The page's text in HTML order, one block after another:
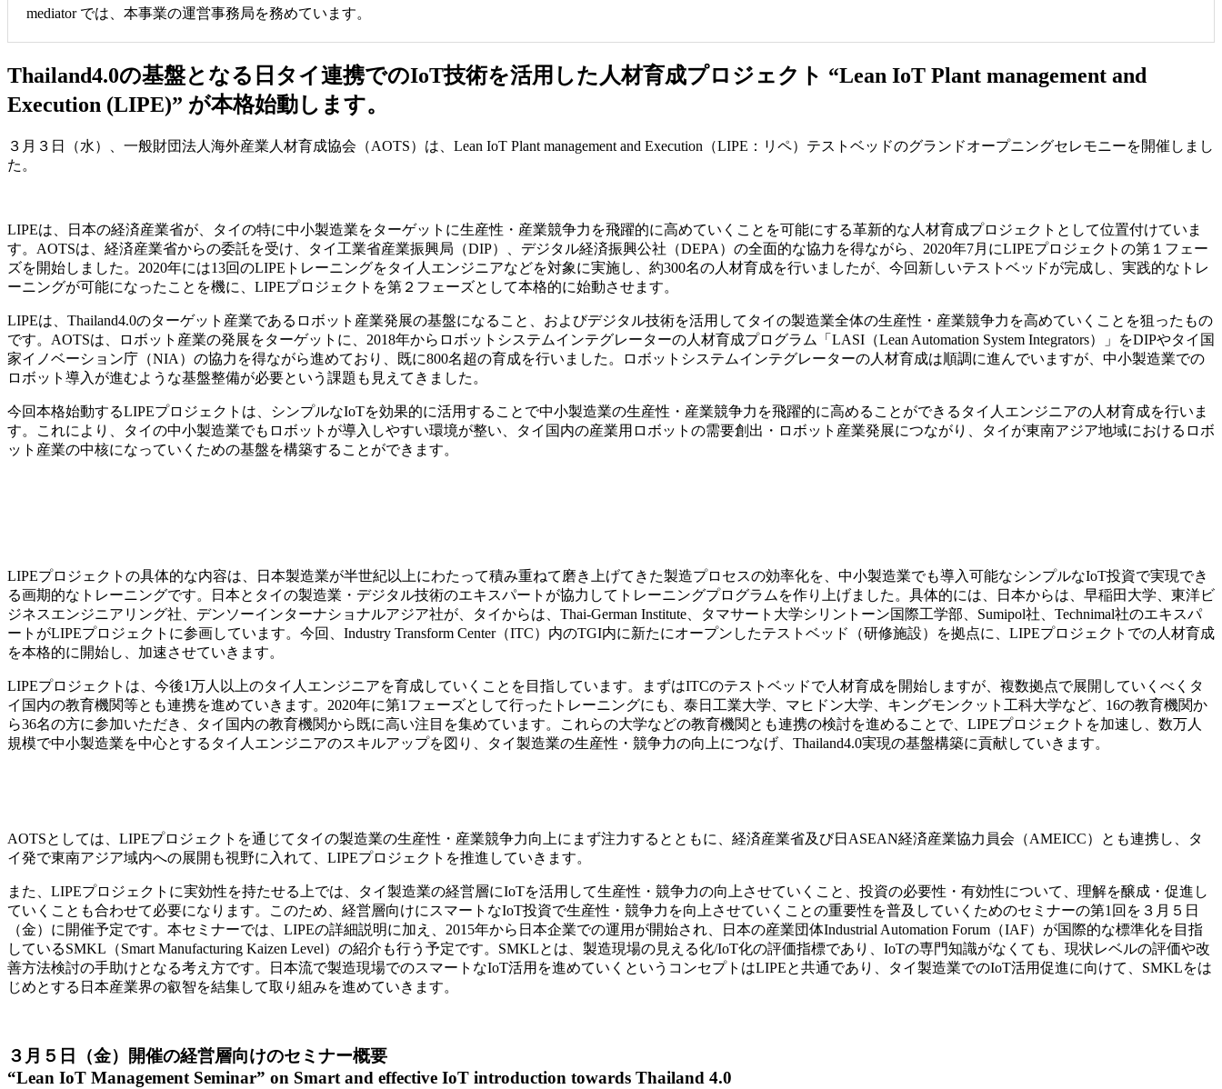
mediator では、本事業の運営事務局を務めています。
Thailand4.0の基盤となる日タイ連携でのIoT技術を活用した人材育成プロジェクト “Lean IoT Plant management and
Execution (LIPE)” が本格始動します。
３月３日（水）、一般財団法人海外産業人材育成協会（AOTS）は、Lean IoT Plant management and Execution（LIPE：リペ）テストベッドのグランドオープニングセレモニーを開催しまし
た。
LIPEは、日本の経済産業省が、タイの特に中小製造業をターゲットに生産性・産業競争力を飛躍的に高めていくことを可能にする革新的な人材育成プロジェクトとして位置付けていま
す。AOTSは、経済産業省からの委託を受け、タイ工業省産業振興局（DIP）、デジタル経済振興公社（DEPA）の全面的な協力を得ながら、2020年7月にLIPEプロジェクトの第１フェー
ズを開始しました。2020年には13回のLIPEトレーニングをタイ人エンジニアなどを対象に実施し、約300名の人材育成を行いましたが、今回新しいテストベッドが完成し、実践的なトレ
ーニングが可能になったことを機に、LIPEプロジェクトを第２フェーズとして本格的に始動させます。
LIPEは、Thailand4.0のターゲット産業であるロボット産業発展の基盤になること、およびデジタル技術を活用してタイの製造業全体の生産性・産業競争力を高めていくことを狙ったもの
です。AOTSは、ロボット産業の発展をターゲットに、2018年からロボットシステムインテグレーターの人材育成プログラム「LASI（Lean Automation System Integrators）」をDIPやタイ国
家イノベーション庁（NIA）の協力を得ながら進めており、既に800名超の育成を行いました。ロボットシステムインテグレーターの人材育成は順調に進んでいますが、中小製造業での
ロボット導入が進むような基盤整備が必要という課題も見えてきました。
今回本格始動するLIPEプロジェクトは、シンプルなIoTを効果的に活用することで中小製造業の生産性・産業競争力を飛躍的に高めることができるタイ人エンジニアの人材育成を行いま
す。これにより、タイの中小製造業でもロボットが導入しやすい環境が整い、タイ国内の産業用ロボットの需要創出・ロボット産業発展につながり、タイが東南アジア地域におけるロボ
ット産業の中核になっていくための基盤を構築することができます。
LIPEプロジェクトの具体的な内容は、日本製造業が半世紀以上にわたって積み重ねて磨き上げてきた製造プロセスの効率化を、中小製造業でも導入可能なシンプルなIoT投資で実現でき
る画期的なトレーニングです。日本とタイの製造業・デジタル技術のエキスパートが協力してトレーニングプログラムを作り上げました。具体的には、日本からは、早稲田大学、東洋ビ
ジネスエンジニアリング社、デンソーインターナショナルアジア社が、タイからは、Thai-German Institute、タマサート大学シリントーン国際工学部、Sumipol社、Technimal社のエキスパ
ートがLIPEプロジェクトに参画しています。今回、Industry Transform Center（ITC）内のTGI内に新たにオープンしたテストベッド（研修施設）を拠点に、LIPEプロジェクトでの人材育成
を本格的に開始し、加速させていきます。
LIPEプロジェクトは、今後1万人以上のタイ人エンジニアを育成していくことを目指しています。まずはITCのテストベッドで人材育成を開始しますが、複数拠点で展開していくべくタ
イ国内の教育機関等とも連携を進めていきます。2020年に第1フェーズとして行ったトレーニングにも、泰日工業大学、マヒドン大学、キングモンクット工科大学など、16の教育機関か
ら36名の方に参加いただき、タイ国内の教育機関から既に高い注目を集めています。これらの大学などの教育機関とも連携の検討を進めることで、LIPEプロジェクトを加速し、数万人
規模で中小製造業を中心とするタイ人エンジニアのスキルアップを図り、タイ製造業の生産性・競争力の向上につなげ、Thailand4.0実現の基盤構築に貢献していきます。
AOTSとしては、LIPEプロジェクトを通じてタイの製造業の生産性・産業競争力向上にまず注力するとともに、経済産業省及び日ASEAN経済産業協力員会（AMEICC）とも連携し、タ
イ発で東南アジア域内への展開も視野に入れて、LIPEプロジェクトを推進していきます。
また、LIPEプロジェクトに実効性を持たせる上では、タイ製造業の経営層にIoTを活用して生産性・競争力の向上させていくこと、投資の必要性・有効性について、理解を醸成・促進し
ていくことも合わせて必要になります。このため、経営層向けにスマートなIoT投資で生産性・競争力を向上させていくことの重要性を普及していくためのセミナーの第1回を３月５日
（金）に開催予定です。本セミナーでは、LIPEの詳細説明に加え、2015年から日本企業での運用が開始され、日本の産業団体Industrial Automation Forum（IAF）が国際的な標準化を目指
しているSMKL（Smart Manufacturing Kaizen Level）の紹介も行う予定です。SMKLとは、製造現場の見える化/IoT化の評価指標であり、IoTの専門知識がなくても、現状レベルの評価や改
善方法検討の手助けとなる考え方です。日本流で製造現場でのスマートなIoT活用を進めていくというコンセプトはLIPEと共通であり、タイ製造業でのIoT活用促進に向けて、SMKLをは
じめとする日本産業界の叡智を結集して取り組みを進めていきます。
３月５日（金）開催の経営層向けのセミナー概要
“Lean IoT Management Seminar” on Smart and effective IoT introduction towards Thailand 4.0